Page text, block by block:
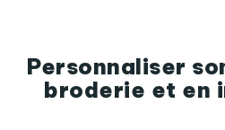
Personnaliser
broderie et en